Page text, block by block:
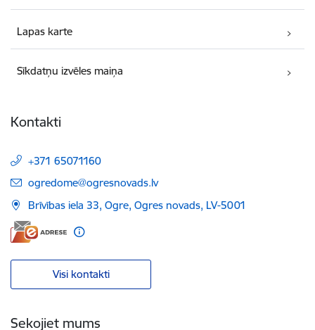
Lapas karte
Sīkdatņu izvēles maiņa
Kontakti
+371 65071160
E-pasts:
ogredome@ogresnovads.lv
Brīvības iela 33, Ogre, Ogres novads, LV-5001
Visi kontakti
Sekojiet mums